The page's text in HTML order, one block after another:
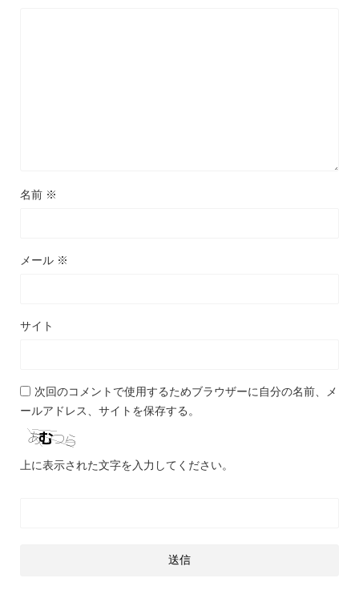
名前 ※
メール ※
サイト
次回のコメントで使用するためブラウザーに自分の名前、メ
ールアドレス、サイトを保存する。
上に表示された文字を入力してください。